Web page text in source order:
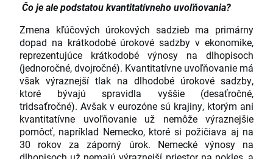
Čo je ale podstatou kvantitatívneho uvoľňovania?
Zmena kľúčových úrokových sadzieb ma primárny
dopad na krátkodobé úrokové sadzby v ekonomike,
reprezentujúce krátkodobé výnosy na dlhopisoch
(jednoročné, dvojročné). Kvantitatívne uvoľňovanie má
však výraznejší tlak na dlhodobé úrokové sadzby,
ktoré bývajú spravidla vyššie (desaťročné,
tridsaťročné). Avšak v eurozóne sú krajiny, ktorým ani
kvantitatívne uvoľňovanie už nemôže výraznejšie
pomôcť, napríklad Nemecko, ktoré si požičiava aj na
30 rokov za záporný úrok. Nemecké výnosy na